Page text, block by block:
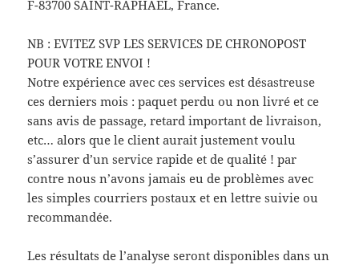
F-83700 SAINT-RAPHAËL, France.
NB : EVITEZ SVP LES SERVICES DE CHRONOPOST
POUR VOTRE ENVOI !
Notre expérience avec ces services est désastreuse
ces derniers mois : paquet perdu ou non livré et ce
sans avis de passage, retard important de livraison,
etc… alors que le client aurait justement voulu
s’assurer d’un service rapide et de qualité ! par
contre nous n’avons jamais eu de problèmes avec
les simples courriers postaux et en lettre suivie ou
recommandée.
Les résultats de l’analyse seront disponibles dans un